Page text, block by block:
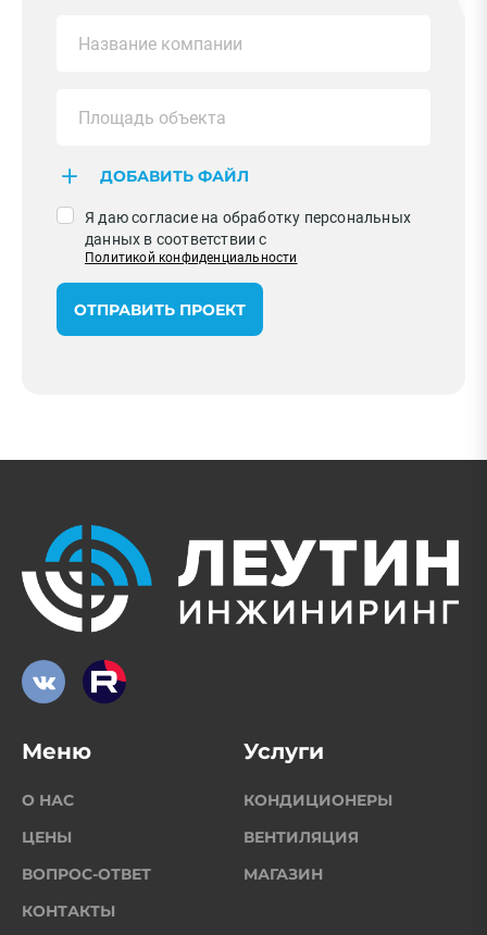
ДОБАВИТЬ ФАЙЛ
Я даю согласие на обработку персональных
данных в соответствии с
Политикой конфиденциальности
ОТПРАВИТЬ ПРОЕКТ
Меню
О НАС
ЦЕНЫ
ВОПРОС-ОТВЕТ
КОНТАКТЫ
Услуги
КОНДИЦИОНЕРЫ
ВЕНТИЛЯЦИЯ
МАГАЗИН